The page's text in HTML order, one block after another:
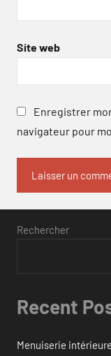
Site web
Enregistrer
navigateur pour
Rechercher
Recent
Menuiserie